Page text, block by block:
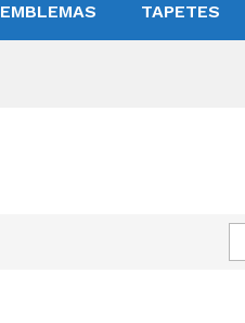
EMBLEMAS TAPETES